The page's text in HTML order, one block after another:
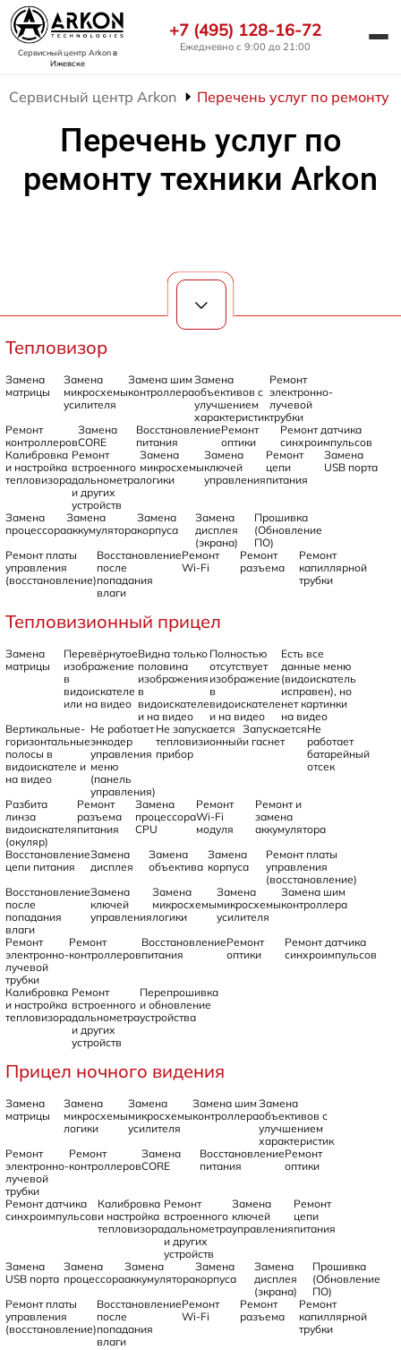
Сервисный центр Arkonв
Ижевске
+7 (495) 128-16-72
Ежедневно с 9:00 до 21:00
Сервисный центр Arkon Перечень услуг по ремонту
Перечень услуг по
ремонту техники Arkon
Тепловизор
Замена
матрицы
Замена
микросхемы
усилителя
Замена шим
контроллера
Замена
объективов с
улучшением
характеристик
Ремонт
электронно-
лучевой
трубки
Ремонт
контроллеров
Замена
CORE
Восстановление
питания
Ремонт
оптики
Ремонт датчика
синхроимпульсов
Калибровка
и настройка
тепловизора
Ремонт
встроенного
дальнометра
и других
устройств
Замена
микросхемы
логики
Замена
ключей
управления
Ремонт
цепи
питания
Замена
USB порта
Замена
процессора
Замена
аккумулятора
Замена
корпуса
Замена
дисплея
(экрана)
Прошивка
(Обновление
ПО)
Ремонт платы
управления
(восстановление)
Восстановление
после
попадания
влаги
Ремонт
Wi-Fi
Ремонт
разъема
Ремонт
капиллярной
трубки
Тепловизионный прицел
Замена
матрицы
Перевёрнутое
изображение
в
видоискателе
или на видео
Видна только
половина
изображения
в
видоискателе
и на видео
Полностью
отсутствует
изображение
в
видоискателе
и на видео
Есть все
данные меню
(видоискатель
исправен), но
нет картинки
на видео
Вертикальные-
горизонтальные
полосы в
видоискателе и
на видео
Не работает
энкодер
управления
меню
(панель
управления)
Не запускается
тепловизионный
прибор
Запускается
и гаснет
Не
работает
батарейный
отсек
Разбита
линза
видоискателя
(окуляр)
Ремонт
разъема
питания
Замена
процессора
CPU
Ремонт
Wi-Fi
модуля
Ремонт и
замена
аккумулятора
Восстановление
цепи питания
Замена
дисплея
Замена
объектива
Замена
корпуса
Ремонт платы
управления
(восстановление)
Восстановление
после
попадания
влаги
Замена
ключей
управления
Замена
микросхемы
логики
Замена
микросхемы
усилителя
Замена шим
контроллера
Ремонт
электронно-
лучевой
трубки
Ремонт
контроллеров
Восстановление
питания
Ремонт
оптики
Ремонт датчика
синхроимпульсов
Калибровка
и настройка
тепловизора
Ремонт
встроенного
дальнометра
и других
устройств
Перепрошивка
и обновление
устройства
Прицел ночного видения
Замена
матрицы
Замена
микросхемы
логики
Замена
микросхемы
усилителя
Замена шим
контроллера
Замена
объективов с
улучшением
характеристик
Ремонт
электронно-
лучевой
трубки
Ремонт
контроллеров
Замена
CORE
Восстановление
питания
Ремонт
оптики
Ремонт датчика
синхроимпульсов
Калибровка
и настройка
тепловизора
Ремонт
встроенного
дальнометра
и других
устройств
Замена
ключей
управления
Ремонт
цепи
питания
Замена
USB порта
Замена
процессора
Замена
аккумулятора
Замена
корпуса
Замена
дисплея
(экрана)
Прошивка
(Обновление
ПО)
Ремонт платы
управления
(восстановление)
Восстановление
после
попадания
влаги
Ремонт
Wi-Fi
Ремонт
разъема
Ремонт
капиллярной
трубки